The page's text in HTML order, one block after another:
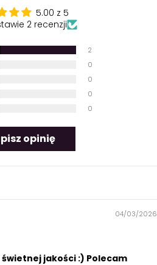
materiał
S.
5.00 z 5
2 recenzji
2
0
0
0
0
opinię
04/03/2026
jakości :) Polecam